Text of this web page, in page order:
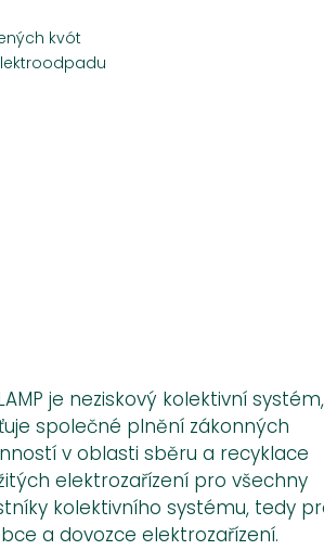
kvót
je neziskový kolektivní
společné plnění zákonných
v oblasti sběru a recyklace
elektrozařízení pro všechny
kolektivního systému, tedy
a dovozce elektrozařízení.